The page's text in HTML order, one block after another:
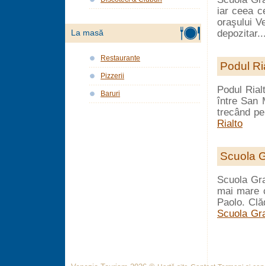
iar ceea
oraşului
Podul
Podul
între San
trecând
Rialto
Scuola
Scuola
mai mare
Paolo.
Scuola
La masă
Restaurante
Pizzerii
Baruri